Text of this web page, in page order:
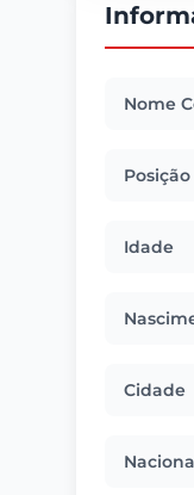
Nome
Posição
Idade
Cidade